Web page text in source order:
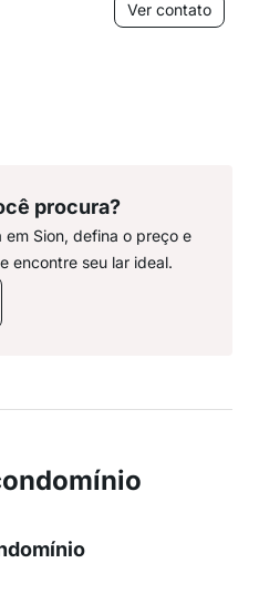
Ver contato
procura?
Sion, defina o preço e
encontre seu lar ideal.